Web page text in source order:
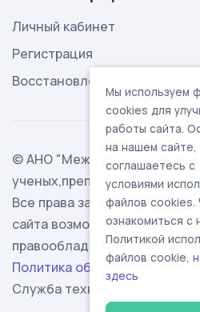
Личный кабинет
Регистрация
Восстановление пароля
© АНО "Международная
ученых,преподавателей и
Все права защищены.
сайта возможно
правообладателя.
Политика обработки
Служба технической
Мы используем
cookies для
работы сайта.
на нашем сайте,
соглашаетесь с
условиями
файлов cookies.
ознакомиться с
Политикой
файлов cookie,
здесь